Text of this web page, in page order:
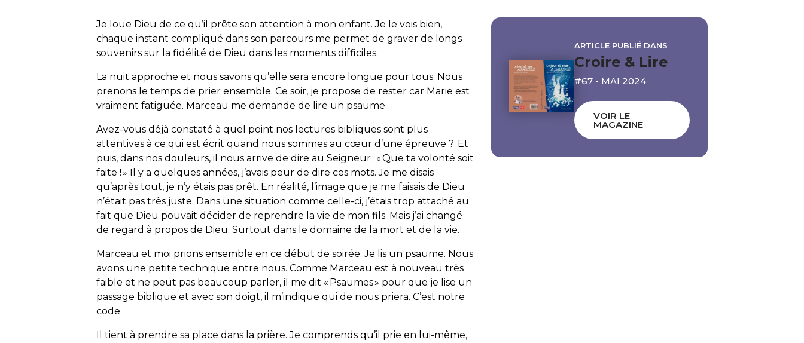
Je loue Dieu de ce qu’il prête son attention à mon enfant. Je le vois bien,
chaque instant compliqué dans son parcours me permet de graver de longs
souvenirs sur la fidélité de Dieu dans les moments difficiles.
La nuit approche et nous savons qu’elle sera encore longue pour tous. Nous
prenons le temps de prier ensemble. Ce soir, je propose de rester car Marie est
vraiment fatiguée. Marceau me demande de lire un psaume.
Avez-vous déjà constaté à quel point nos lectures bibliques sont plus
attentives à ce qui est écrit quand nous sommes au cœur d’une épreuve ? Et
puis, dans nos douleurs, il nous arrive de dire au Seigneur : « Que ta volonté soit
faite ! » Il y a quelques années, j’avais peur de dire ces mots. Je me disais
qu’après tout, je n’y étais pas prêt. En réalité, l’image que je me faisais de Dieu
n’était pas très juste. Dans une situation comme celle-ci, j’étais trop attaché au
fait que Dieu pouvait décider de reprendre la vie de mon fils. Mais j’ai changé
de regard à propos de Dieu. Surtout dans le domaine de la mort et de la vie.
Marceau et moi prions ensemble en ce début de soirée. Je lis un psaume. Nous
avons une petite technique entre nous. Comme Marceau est à nouveau très
faible et ne peut pas beaucoup parler, il me dit « Psaumes » pour que je lise un
passage biblique et avec son doigt, il m’indique qui de nous priera. C’est notre
code.
Il tient à prendre sa place dans la prière. Je comprends qu’il prie en lui-même,
ARTICLE PUBLIÉ DANS
Croire & Lire
#67 - MAI 2024
VOIR LE
MAGAZINE